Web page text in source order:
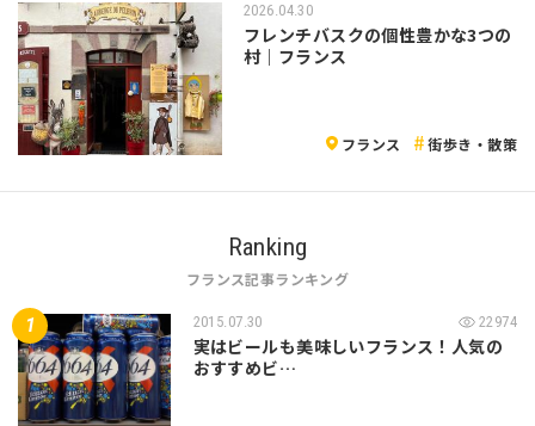
2026.04.30
フレンチバスクの個性豊かな3つの
村｜フランス
フランス 街歩き・散策
Ranking
フランス記事ランキング
2015.07.30 22974
実はビールも美味しいフランス！人気の
おすすめビ…